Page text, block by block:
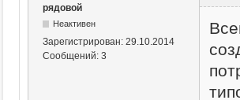
рядовой
Неактивен
Зарегистрирован: 29.10.2014
Сообщений: 3